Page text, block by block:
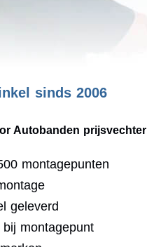
sinds 2006
Autobanden prijsvechter
montagepunten
geleverd
montagepunt